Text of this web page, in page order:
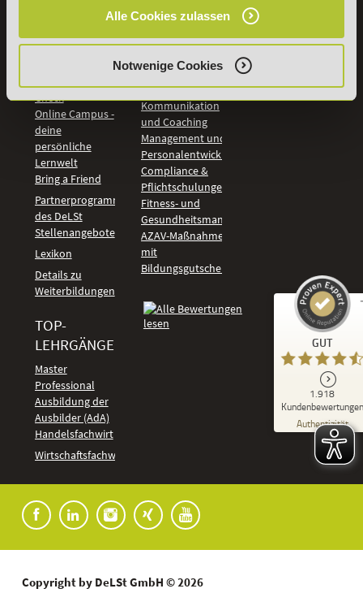
Alle Cookies zulassen
Notwenige Cookies
Bildungsgutschein
Check
Online Campus -
deine
persönliche
Lernwelt
Bring a Friend
Partnerprogramm
des DeLSt
Stellenangebote
Lexikon
Details zu
Weiterbildungen
TOP-
LEHRGÄNGE
Master
Professional
Ausbildung der
Ausbilder (AdA)
Handelsfachwirt
Wirtschaftsfachwirt
Bildung &
Digitales Lernen
Künstliche
Marketing und
Vertrieb
Kommunikation
und Coaching
Management und
Personalentwicklung
Compliance &
Pflichtschulungen
Fitness- und
Gesundheitsmanagement
AZAV-Maßnahmen
mit
Bildungsgutschein
GUT
1.918
Kundenbewertungen
Authentizität
Kundenbewertungen und Erfahrungen zu
DeLSt - Deutsches eLearning Studieninstitut
92
%
Empfehlungen auf
ProvenExpert.com
91
anderen Quellen
Copyright by DeLSt GmbH © 2026